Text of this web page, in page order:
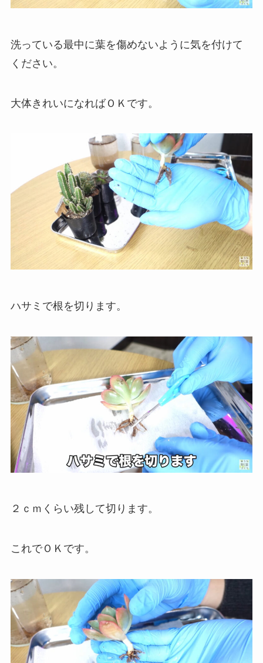
洗っている最中に葉を傷めないように気を付けて
ください。
大体きれいになればＯＫです。
ハサミで根を切ります。
２ｃｍくらい残して切ります。
これでＯＫです。